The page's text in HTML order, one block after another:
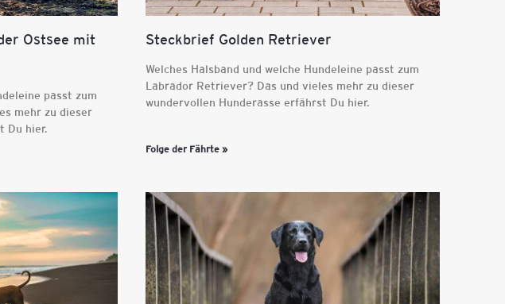
Ostsee mit
passt zum
mehr zu dieser
Du hier.
Steckbrief Golden Retriever
Welches Halsband und welche Hundeleine passt zum
Labrador Retriever? Das und vieles mehr zu dieser
wundervollen Hunderasse erfährst Du hier.
Folge der Fährte »